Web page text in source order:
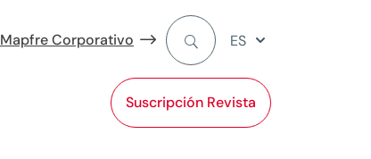
Mapfre Corporativo
Suscripción Revista
ES